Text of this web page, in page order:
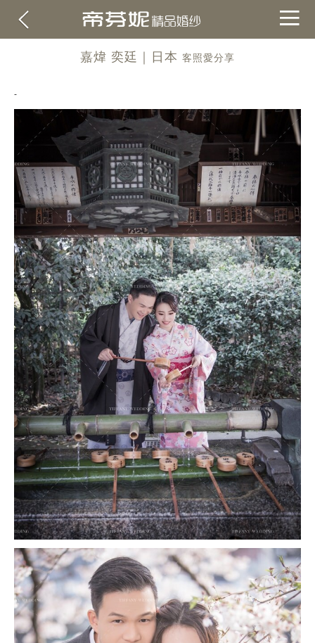
關於帝芬妮ABOUT
海外OVERSEA
撥打 CONTACT
諮詢CONSULTATION
地址ADDRESS
嘉煒 奕廷｜日本 客照愛分享
-